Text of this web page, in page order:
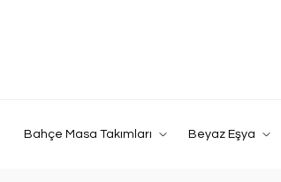
Bahçe Masa Takımları Beyaz Eşya